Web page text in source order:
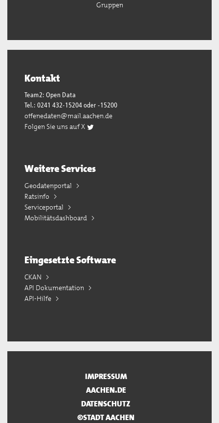
Gruppen
Kontakt
Team2: Open Data
Tel.: 0241 432-15204 oder -15200
offenedaten@mail.aachen.de
Folgen Sie uns auf X
Weitere Services
Geodatenportal
Ratsinfo
Serviceportal
Mobilitätsdashboard
Eingesetzte Software
CKAN
API Dokumentation
API-Hilfe
IMPRESSUM
AACHEN.DE
DATENSCHUTZ
©STADT AACHEN